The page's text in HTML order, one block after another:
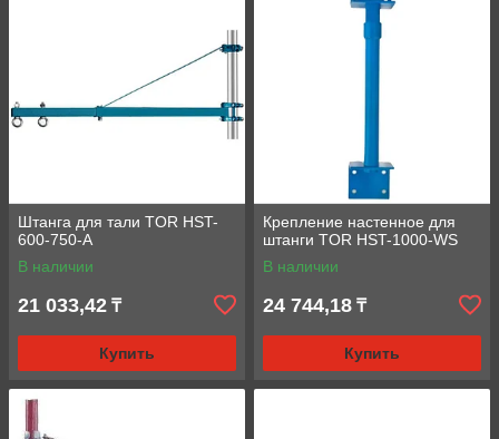
Штанга для тали TOR HST-
600-750-A
В наличии
21 033,42 ₸
Купить
Крепление настенное для
штанги TOR HST-1000-WS
В наличии
24 744,18 ₸
Купить